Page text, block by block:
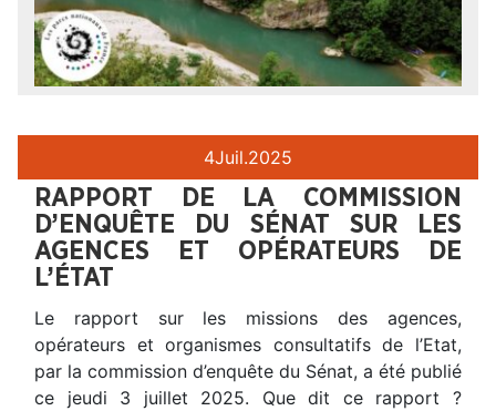
4Juil.2025
RAPPORT DE LA COMMISSION
D’ENQUÊTE DU SÉNAT SUR LES
AGENCES ET OPÉRATEURS DE
L’ÉTAT
Le rapport sur les missions des agences,
opérateurs et organismes consultatifs de l’Etat,
par la commission d’enquête du Sénat, a été publié
ce jeudi 3 juillet 2025. Que dit ce rapport ?